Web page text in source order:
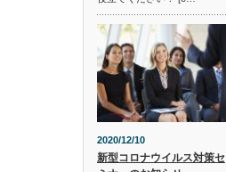
2020/12/10
新型コロナウイルス対策セ